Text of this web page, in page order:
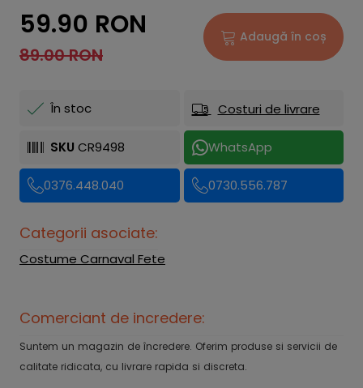
59.90 RON
89.00 RON
Adaugă în coș
În stoc Costuri de livrare
SKU CR9498 WhatsApp
0376.448.040 0730.556.787
Categorii asociate:
Costume Carnaval Fete
Comerciant de incredere:
Suntem un magazin de încredere. Oferim produse si servicii de
calitate ridicata, cu livrare rapida si discreta.